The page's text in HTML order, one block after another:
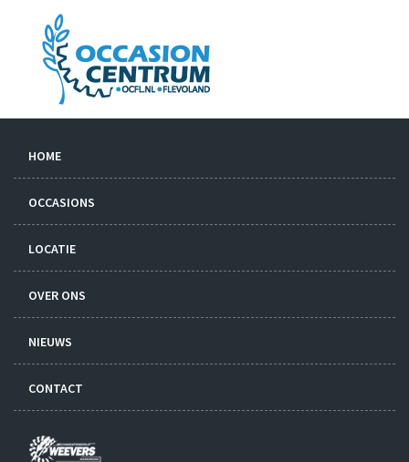
HOME
OCCASIONS
LOCATIE
OVER ONS
NIEUWS
CONTACT